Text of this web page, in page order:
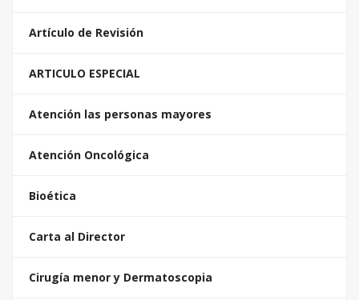
Artículo de Revisión
ARTICULO ESPECIAL
Atención las personas mayores
Atención Oncológica
Bioética
Carta al Director
Cirugía menor y Dermatoscopia